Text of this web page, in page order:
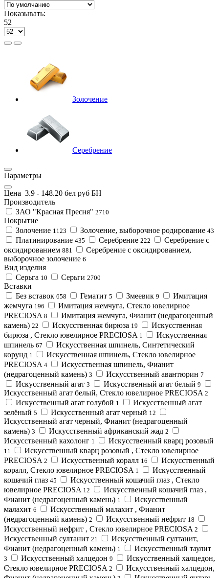
Показывать:
52
Золочение
Серебрение
Параметры
Цена 3.9 - 148.20 бел руб БН
Производитель
ЗАО "Красная Пресня" 2710
Покрытие
Золочение 1123 Золочение, выборочное родирование 43
Платинирование 435 Серебрение 222
Серебрение с
оксидированием 881
Серебрение с оксидированием,
выборочное золочение 6
Вид изделия
Серьга 10 Серьги 2700
Вставки
Без вставок 658 Гематит 5 Змеевик 9
Имитация
жемчуга 196
Имитация жемчуга, Стекло ювелирное
PRECIOSA 8
Имитация жемчуга, Фианит (недрагоценный
камень) 22 Искусственная бирюза 19
Искусственная
бирюза , Стекло ювелирное PRECIOSA 1
Искусственная
шпинель 67
Искусственная шпинель, Синтетический
корунд 1
Искусственная шпинель, Стекло ювелирное
PRECIOSA 4
Искусственная шпинель, Фианит
(недрагоценный камень) 3 Искусственный авантюрин 7
Искусственный агат 3 Искусственный агат белый 9
Искусственный агат белый, Стекло ювелирное PRECIOSA 2
Искусственный агат голубой 1
Искусственный агат
зелёный 5 Искусственный агат черный 12
Искусственный агат черный, Фианит (недрагоценный
камень) 3 Искусственный африканский жад 2
Искусственный кахолонг 1 Искусственный кварц розовый
11
Искусственный кварц розовый , Стекло ювелирное
PRECIOSA 2 Искусственный коралл 16
Искусственный
коралл, Стекло ювелирное PRECIOSA 1
Искусственный
кошачий глаз 45
Искусственный кошачий глаз , Стекло
ювелирное PRECIOSA 12
Искусственный кошачий глаз ,
Фианит (недрагоценный камень) 1
Искусственный
малахит 6
Искусственный малахит , Фианит
(недрагоценный камень) 2 Искусственный нефрит 18
Искусственный нефрит , Стекло ювелирное PRECIOSA 2
Искусственный султанит 21
Искусственный султанит,
Фианит (недрагоценный камень) 1 Искусственный таулит
3 Искусственный халцедон 9
Искусственный халцедон,
Стекло ювелирное PRECIOSA 2
Искусственный халцедон,